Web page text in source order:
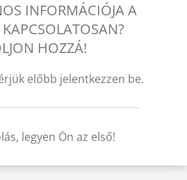
INFORMÁCIÓJA A
HOZZÁ!
előbb jelentkezzen be.
legyen Ön az első!